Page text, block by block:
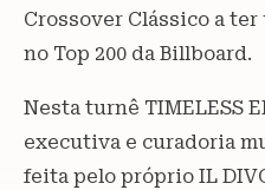
Crossover Clássico a
no Top 200 da Billboard.
Nesta turnê TIMELESS
executiva e curadoria
feita pelo próprio IL